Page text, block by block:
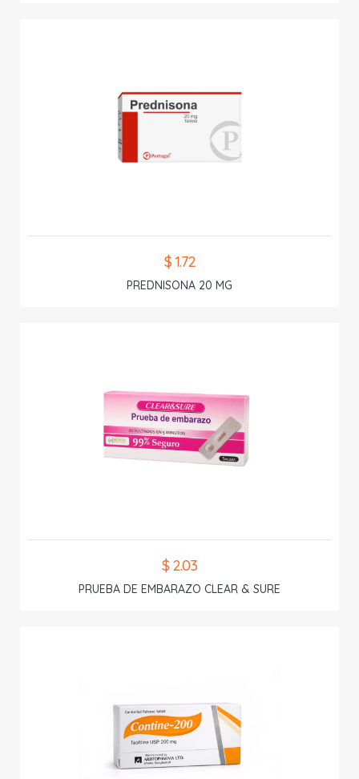
$ 1.72
PREDNISONA 20 MG
$ 2.03
PRUEBA DE EMBARAZO CLEAR & SURE